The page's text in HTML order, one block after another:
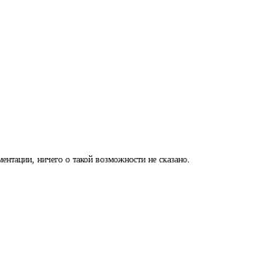
ничего о такой возможности не сказано.